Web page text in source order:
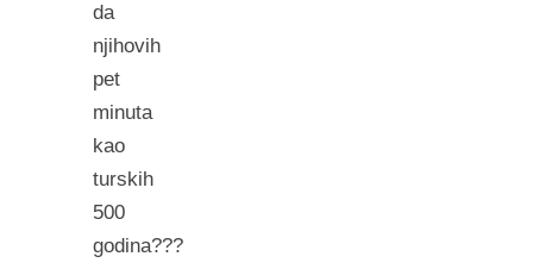
da
njihovih
pet
minuta
kao
turskih
500
godina???